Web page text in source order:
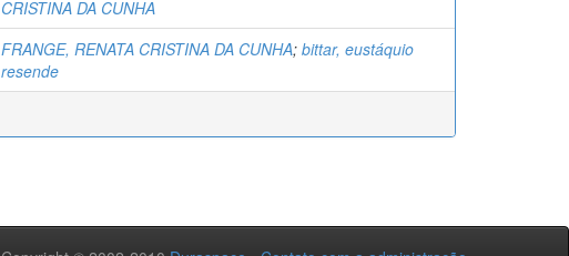
CRISTINA DA CUNHA
FRANGE, RENATA CRISTINA DA CUNHA; bittar, eustáquio
resende